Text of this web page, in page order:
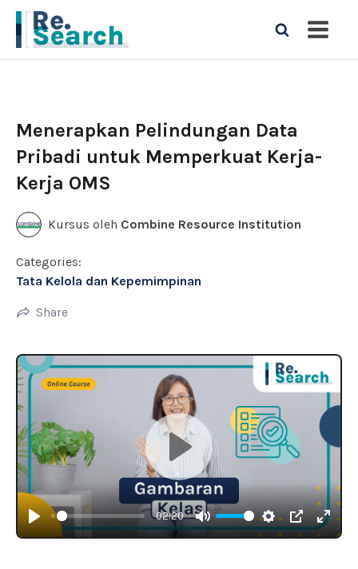
Menerapkan Pelindungan Data
Pribadi untuk Memperkuat Kerja-
Kerja OMS
Kursus oleh Combine Resource Institution
Categories:
Tata Kelola dan Kepemimpinan
Share
Play
02:20
Mute Settings
PIP Enter
Play